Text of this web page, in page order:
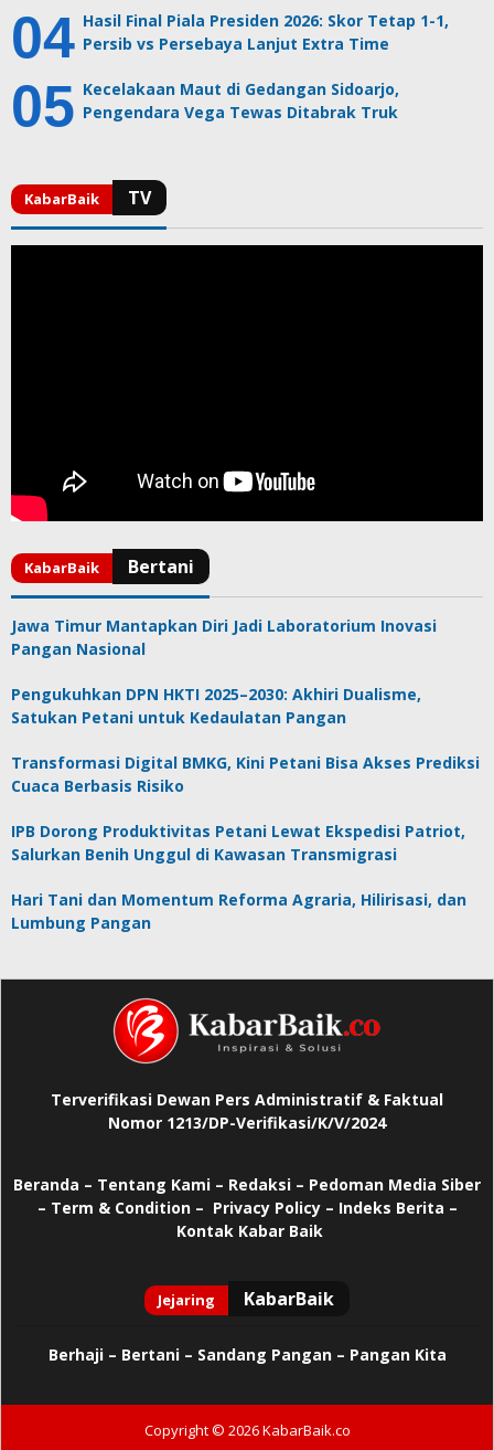
Hasil Final Piala Presiden 2026: Skor Tetap 1-1,
Persib vs Persebaya Lanjut Extra Time
Kecelakaan Maut di Gedangan Sidoarjo,
Pengendara Vega Tewas Ditabrak Truk
Jawa Timur Mantapkan Diri Jadi Laboratorium Inovasi
Pangan Nasional
Pengukuhkan DPN HKTI 2025–2030: Akhiri Dualisme,
Satukan Petani untuk Kedaulatan Pangan
Transformasi Digital BMKG, Kini Petani Bisa Akses Prediksi
Cuaca Berbasis Risiko
IPB Dorong Produktivitas Petani Lewat Ekspedisi Patriot,
Salurkan Benih Unggul di Kawasan Transmigrasi
Hari Tani dan Momentum Reforma Agraria, Hilirisasi, dan
Lumbung Pangan
Terverifikasi Dewan Pers Administratif & Faktual
Nomor 1213/DP-Verifikasi/K/V/2024
Beranda – Tentang Kami – Redaksi – Pedoman Media Siber
– Term & Condition – Privacy Policy– Indeks Berita –
Kontak Kabar Baik
Berhaji– Bertani – Sandang Pangan – Pangan Kita